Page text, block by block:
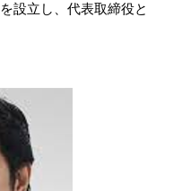
設立し、代表取締役と